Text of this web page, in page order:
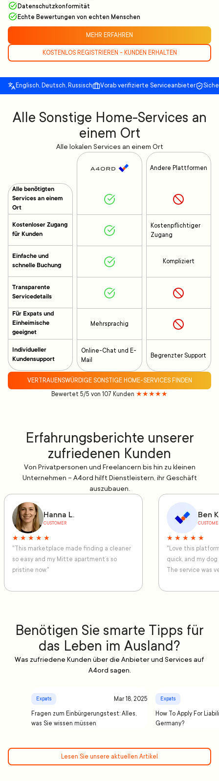
Datenschutzkonformität
Echte Bewertungen von echten Menschen
MEHR ERFAHREN
KOSTENLOS REGISTRIEREN - KUNDEN ERHALTEN
Englisch, Deutsch, Russisch Vorab verifizierte Serviceanbieter
Alle Sonstige Home-Services an
einem Ort
Alle lokalen Services an einem Ort
Alle benötigten
Services an einem
Ort
Kostenloser Zugang
für Kunden
Einfache und
schnelle Buchung
Transparente
Servicedetails
Für Expats und
Einheimische
geeignet
Individueller
Kundensupport
Mehrsprachig
Online-Chat und E-
Mail
Andere Plattformen
Kostenpflichtiger
Zugang
Kompliziert
Begrenzter Support
VERTRAUENSWÜRDIGE SONSTIGE HOME-SERVICES FINDEN
Bewertet 5/5 von 107 Kunden ★★★★★
Erfahrungsberichte unserer
zufriedenen Kunden
Von Privatpersonen und Freelancern bis hin zu kleinen
Unternehmen – A4ord hilft Dienstleistern, ihr Geschäft
auszubauen.
Hanna L.
CUSTOMER
★ ★ ★ ★ ★
"This marketplace made finding a cleaner
so easy and my Mitte apartment’s so
pristine now."
Ben
★ ★ ★ ★ ★
"Love this
quick, and my
The service was
Benötigen Sie smarte Tipps für
das Leben im Ausland?
Was zufriedene Kunden über die Anbieter und Services auf
A4ord sagen.
Expats Mar 18, 2025
Fragen zum Einbürgerungstest: Alles,
was Sie wissen müssen
Expats
How To Apply For
Germany?
Lesen Sie unsere aktuellen Artikel